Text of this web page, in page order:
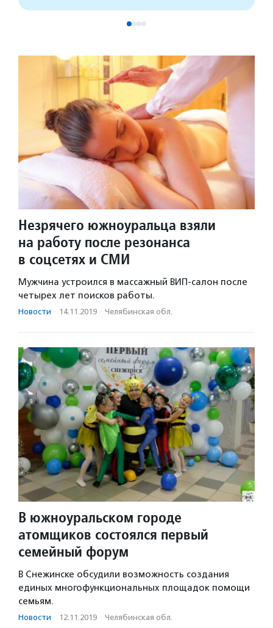
Незрячего южноуральца взяли
на работу после резонанса
в соцсетях и СМИ
Мужчина устроился в массажный ВИП-салон после
четырех лет поисков работы.
Новости · 14.11.2019 · Челябинская обл.
В южноуральском городе
атомщиков состоялся первый
семейный форум
В Снежинске обсудили возможность создания
единых многофункциональных площадок помощи
семьям.
Новости · 12.11.2019 · Челябинская обл.